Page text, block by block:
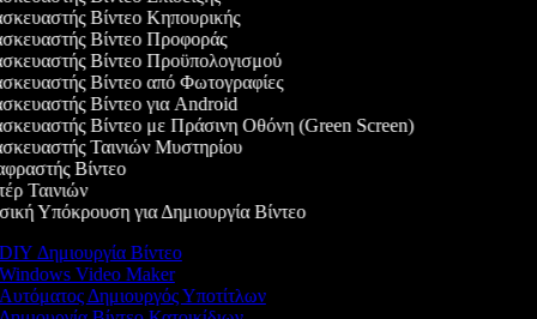
Βίντεο Κηπουρικής
Βίντεο Προφοράς
Βίντεο Προϋπολογισμού
Βίντεο από Φωτογραφίες
Βίντεο για Android
Βίντεο με Πράσινη Οθόνη (Green Screen)
Ταινιών Μυστηρίου
Βίντεο
Ταινιών
Υπόκρουση για Δημιουργία Βίντεο
Δημιουργία Βίντεο
Video Maker
Δημιουργός Υποτίτλων